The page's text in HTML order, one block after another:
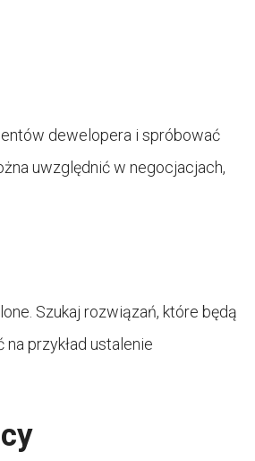
dewelopera i spróbować
uwzględnić w negocjacjach,
Szukaj rozwiązań, które będą
przykład ustalenie